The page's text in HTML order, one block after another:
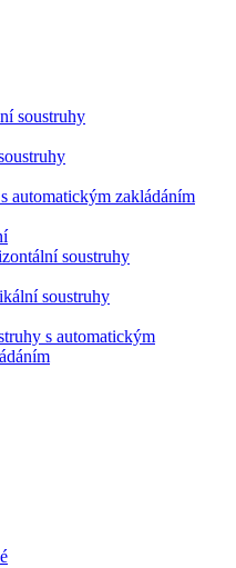
soustruhy
automatickým zakládáním
soustruhy
soustruhy
s automatickým